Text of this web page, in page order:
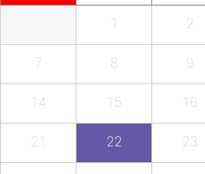
1 2
7 8 9
14 15 16
21 22 23